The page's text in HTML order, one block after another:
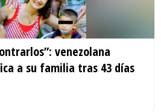
venezolana
a su familia tras 43 días